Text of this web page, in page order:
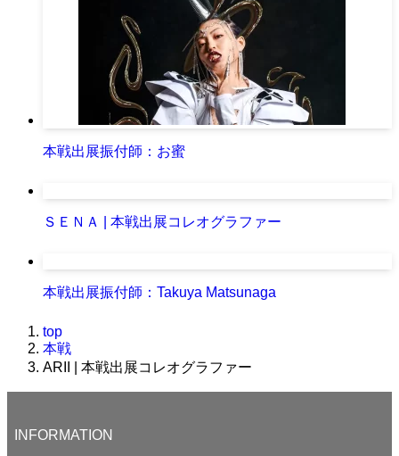
本戦出展振付師：お蜜
ＳＥＮＡ | 本戦出展コレオグラファー
本戦出展振付師：Takuya Matsunaga
top
本戦
ARII | 本戦出展コレオグラファー
INFORMATION